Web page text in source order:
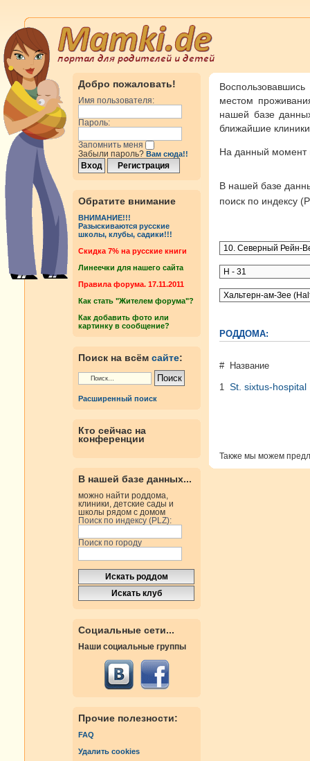
Добро пожаловать!
Имя пользователя:
Пароль:
Запомнить меня
Забыли пароль? Вам сюда!!
Обратите внимание
ВНИМАНИЕ!!!
Разыскиваются русские
школы, клубы, садики!!!
Cкидка 7% на русские книги
Линеечки для нашего сайта
Правила форума. 17.11.2011
Как стать "Жителем форума"?
Как добавить фото или
картинку в сообщение?
Поиск на всём сайте:
Расширенный поиск
Кто сейчас на
конференции
В нашей базе данных...
можно найти роддома,
клиники, детские сады и
школы рядом с домом
Поиск по индексу (PLZ):
Поиск по городу
Социальные сети...
Наши социальные группы
Прочие полезности:
FAQ
Удалить cookies
местом
нашей базе
ближайшие
На данный
В нашей базе
поиск по индексу
РОДДОМА:
# Название
1 St. sixtus-hospital
Также мы можем